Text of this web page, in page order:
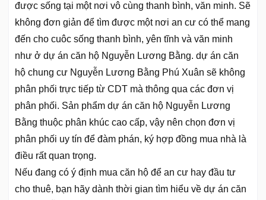
được sống tại một nơi vô cùng thanh bình, văn minh. Sẽ
không đơn giản để tìm được một nơi an cư có thể mang
đến cho cuôc sống thanh bình, yên tĩnh và văn minh
như ở dự án căn hộ Nguyễn Lương Bằng. dự án căn
hộ chung cư Nguyễn Lương Bằng Phú Xuân sẽ không
phân phối trực tiếp từ CDT mà thông qua các đơn vị
phân phối. Sản phẩm dự án căn hộ Nguyễn Lương
Bằng thuộc phân khúc cao cấp, vậy nên chọn đơn vị
phân phối uy tín để đàm phán, ký hợp đồng mua nhà là
điều rất quan trọng.
Nếu đang có ý định mua căn hộ để an cư hay đầu tư
cho thuê, bạn hãy dành thời gian tìm hiểu về dự án căn